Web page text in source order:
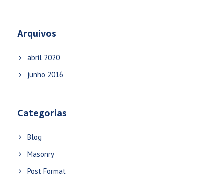
Arquivos
abril 2020
junho 2016
Categorias
Blog
Masonry
Post Format